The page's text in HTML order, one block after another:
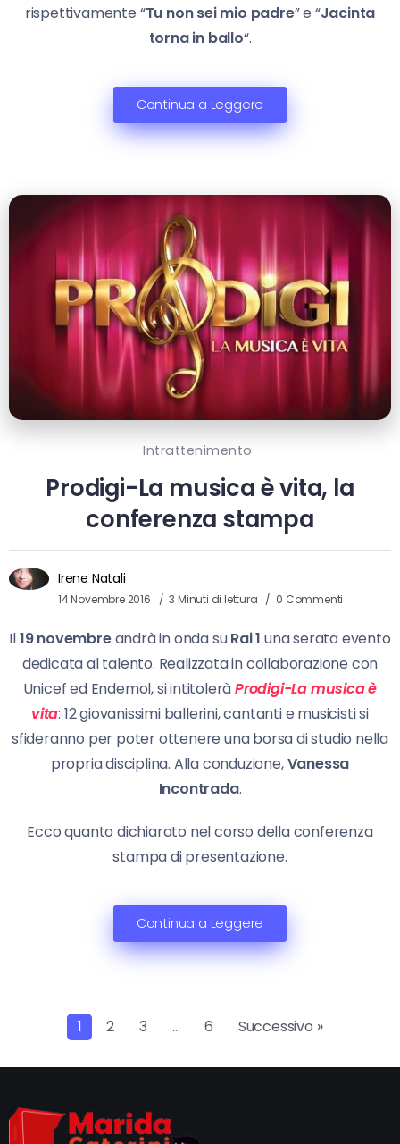
rispettivamente “Tu non sei mio padre” e “Jacinta
torna in ballo“.
Continua a Leggere
Intrattenimento
Prodigi-La musica è vita, la
conferenza stampa
Irene Natali
14 Novembre 2016 3 Minuti di lettura 0 Commenti
Il19 novembreandrà in onda suRai 1 una serata evento
dedicata al talento. Realizzata in collaborazione con
Unicef ed Endemol, si intitoleràProdigi-La musica è
vita: 12 giovanissimi ballerini, cantanti e musicisti si
sfideranno per poter ottenere una borsa di studio nella
propria disciplina. Alla conduzione,Vanessa
Incontrada.
Ecco quanto dichiarato nel corso della conferenza
stampa di presentazione.
Continua a Leggere
1 2 3 … 6 Successivo »